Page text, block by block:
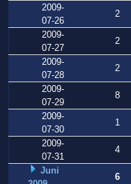
2009-
07-26
2
2009-
07-27
2
2009-
07-28
2
2009-
07-29
8
2009-
07-30
1
2009-
07-31
4
Juni
6